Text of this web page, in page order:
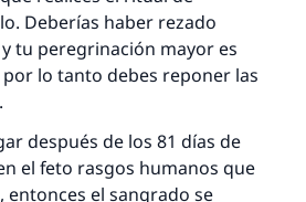
Deberías haber rezado
tu peregrinación mayor es
por lo tanto debes reponer las
después de los 81 días de
el feto rasgos humanos que
entonces el sangrado se
no. 110845 salvó un
la A, su contribución ayuda a
IslamQA.